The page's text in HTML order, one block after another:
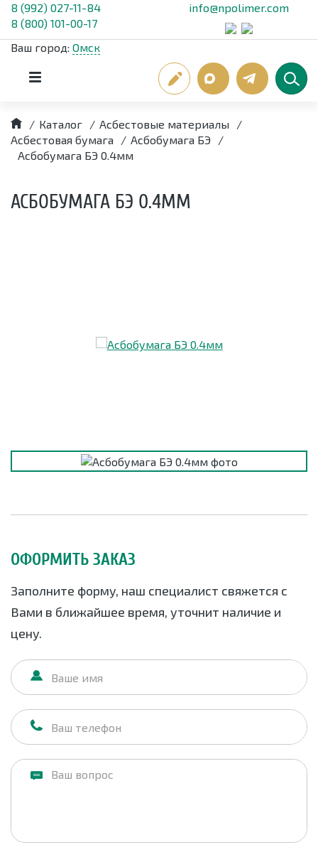
8 (992) 027-11-84
8 (800) 101-00-17
info@npolimer.com
Ваш город: Омск
/ Каталог / Асбестовые материалы
/
Асбестовая бумага
/ Асбобумага БЭ /
Асбобумага БЭ 0.4мм
АСБОБУМАГА БЭ 0.4ММ
ОФОРМИТЬ ЗАКАЗ
Заполните форму, наш специалист свяжется с
Вами в ближайшее время, уточнит наличие и
цену.